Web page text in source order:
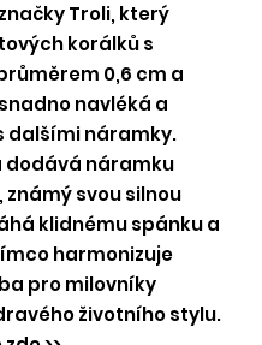
Troli, který
korálků s
0,6 cm a
navléká a
dalšími náramky.
dodává náramku
svou silnou
klidnému spánku a
harmonizuje
pro milovníky
životního stylu.